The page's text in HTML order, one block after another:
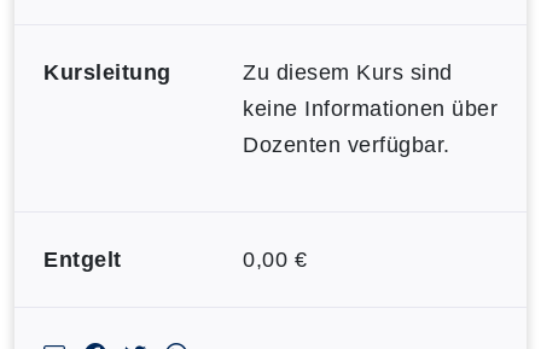
Kursleitung
Zu diesem Kurs sind
keine Informationen über
Dozenten verfügbar.
Entgelt 0,00 €